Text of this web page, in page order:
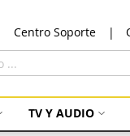
Centro Soporte
TV Y AUDIO